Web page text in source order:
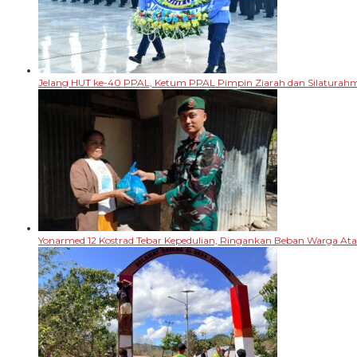
Jelang HUT ke-40 PPAL, Ketum PPAL Pimpin Ziarah dan
Yonarmed 12 Kostrad Tebar Kepedulian, Ringankan Beban Warga